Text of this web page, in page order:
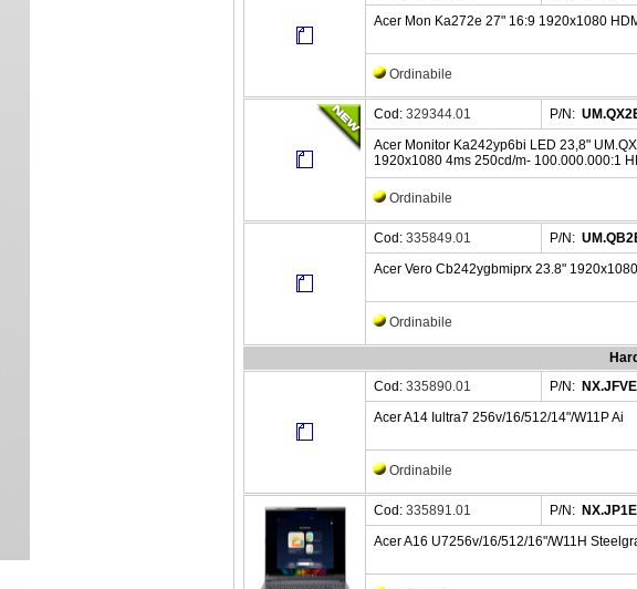
Acer Mon Ka272e 27" 16:9 1920x1080
Ordinabile
Cod:329344.01 P/N:
Acer Monitor Ka242yp6bi LED 23,8"
1920x1080 4ms 250cd/m- 100.000.000:1
Ordinabile
Cod:335849.01 P/N:
Acer Vero Cb242ygbmiprx 23.8"
Ordinabile
Cod:335890.01 P/N:
Acer A14 Iultra7 256v/16/512/14"/W11P Ai
Ordinabile
Cod:335891.01 P/N:
Acer A16 U7256v/16/512/16"/W11H